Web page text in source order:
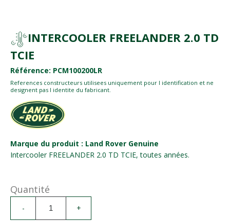
INTERCOOLER FREELANDER 2.0 TD
TCIE
Référence: PCM100200LR
References constructeurs utilisees uniquement pour l identification et ne
designent pas l identite du fabricant.
Marque du produit : Land Rover Genuine
Intercooler FREELANDER 2.0 TD TCIE, toutes années.
Quantité
- +